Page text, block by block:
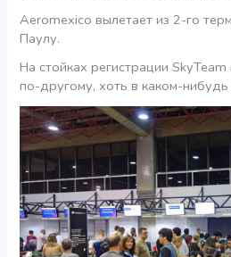
Aeromexico вылетает из 2-го
Паулу.
На стойках регистрации
по-другому, хоть в каком-